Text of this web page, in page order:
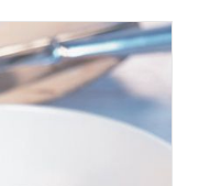
INLOGGEN
AANMELDEN